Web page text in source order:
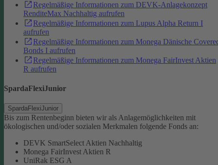
Regelmäßige Informationen zum DEVK-Anlagekonzept
RenditeMax Nachhaltig aufrufen
Regelmäßige Informationen zum Lupus Alpha Return I
aufrufen
Regelmäßige Informationen zum Monega Dänische
Bonds I aufrufen
Regelmäßige Informationen zum Monega FairInvest Aktien
R aufrufen
SpardaFlexiJunior
SpardaFlexiJunior
Bis zum Rentenbeginn bieten wir als Anlagemöglichkeiten mit
ökologischen und/oder sozialen Merkmalen folgende Fonds an:
DEVK SmartSelect Aktien Nachhaltig
Monega FairInvest Aktien R
UniRak ESG A